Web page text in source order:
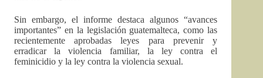
Sin embargo, el informe destaca algunos “avances
importantes” en la legislación guatemalteca, como las
recientemente aprobadas leyes para prevenir y
erradicar la violencia familiar, la ley contra el
feminicidio y la ley contra la violencia sexual.